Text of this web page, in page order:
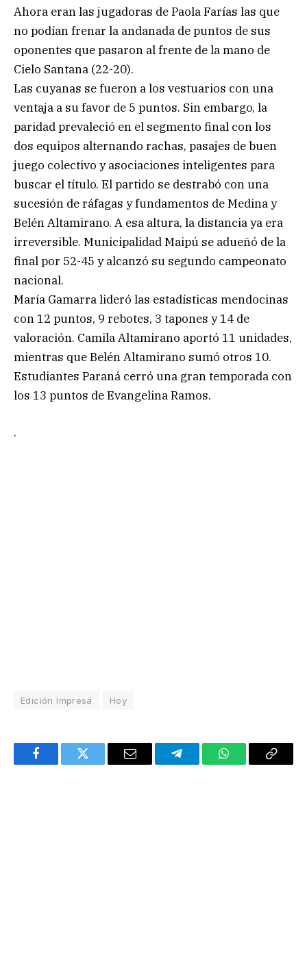
Ahora eran las jugadoras de Paola Farías las que
no podían frenar la andanada de puntos de sus
oponentes que pasaron al frente de la mano de
Cielo Santana (22-20).
Las cuyanas se fueron a los vestuarios con una
ventaja a su favor de 5 puntos. Sin embargo, la
paridad prevaleció en el segmento final con los
dos equipos alternando rachas, pasajes de buen
juego colectivo y asociaciones inteligentes para
buscar el título. El partido se destrabó con una
sucesión de ráfagas y fundamentos de Medina y
Belén Altamirano. A esa altura, la distancia ya era
irreversible. Municipalidad Maipú se adueñó de la
final por 52-45 y alcanzó su segundo campeonato
nacional.
María Gamarra lideró las estadísticas mendocinas
con 12 puntos, 9 rebotes, 3 tapones y 14 de
valoración. Camila Altamirano aportó 11 unidades,
mientras que Belén Altamirano sumó otros 10.
Estudiantes Paraná cerró una gran temporada con
los 13 puntos de Evangelina Ramos.
.
Edición Impresa Hoy
FacebookTwitter Email TelegramWhatsAppCopy